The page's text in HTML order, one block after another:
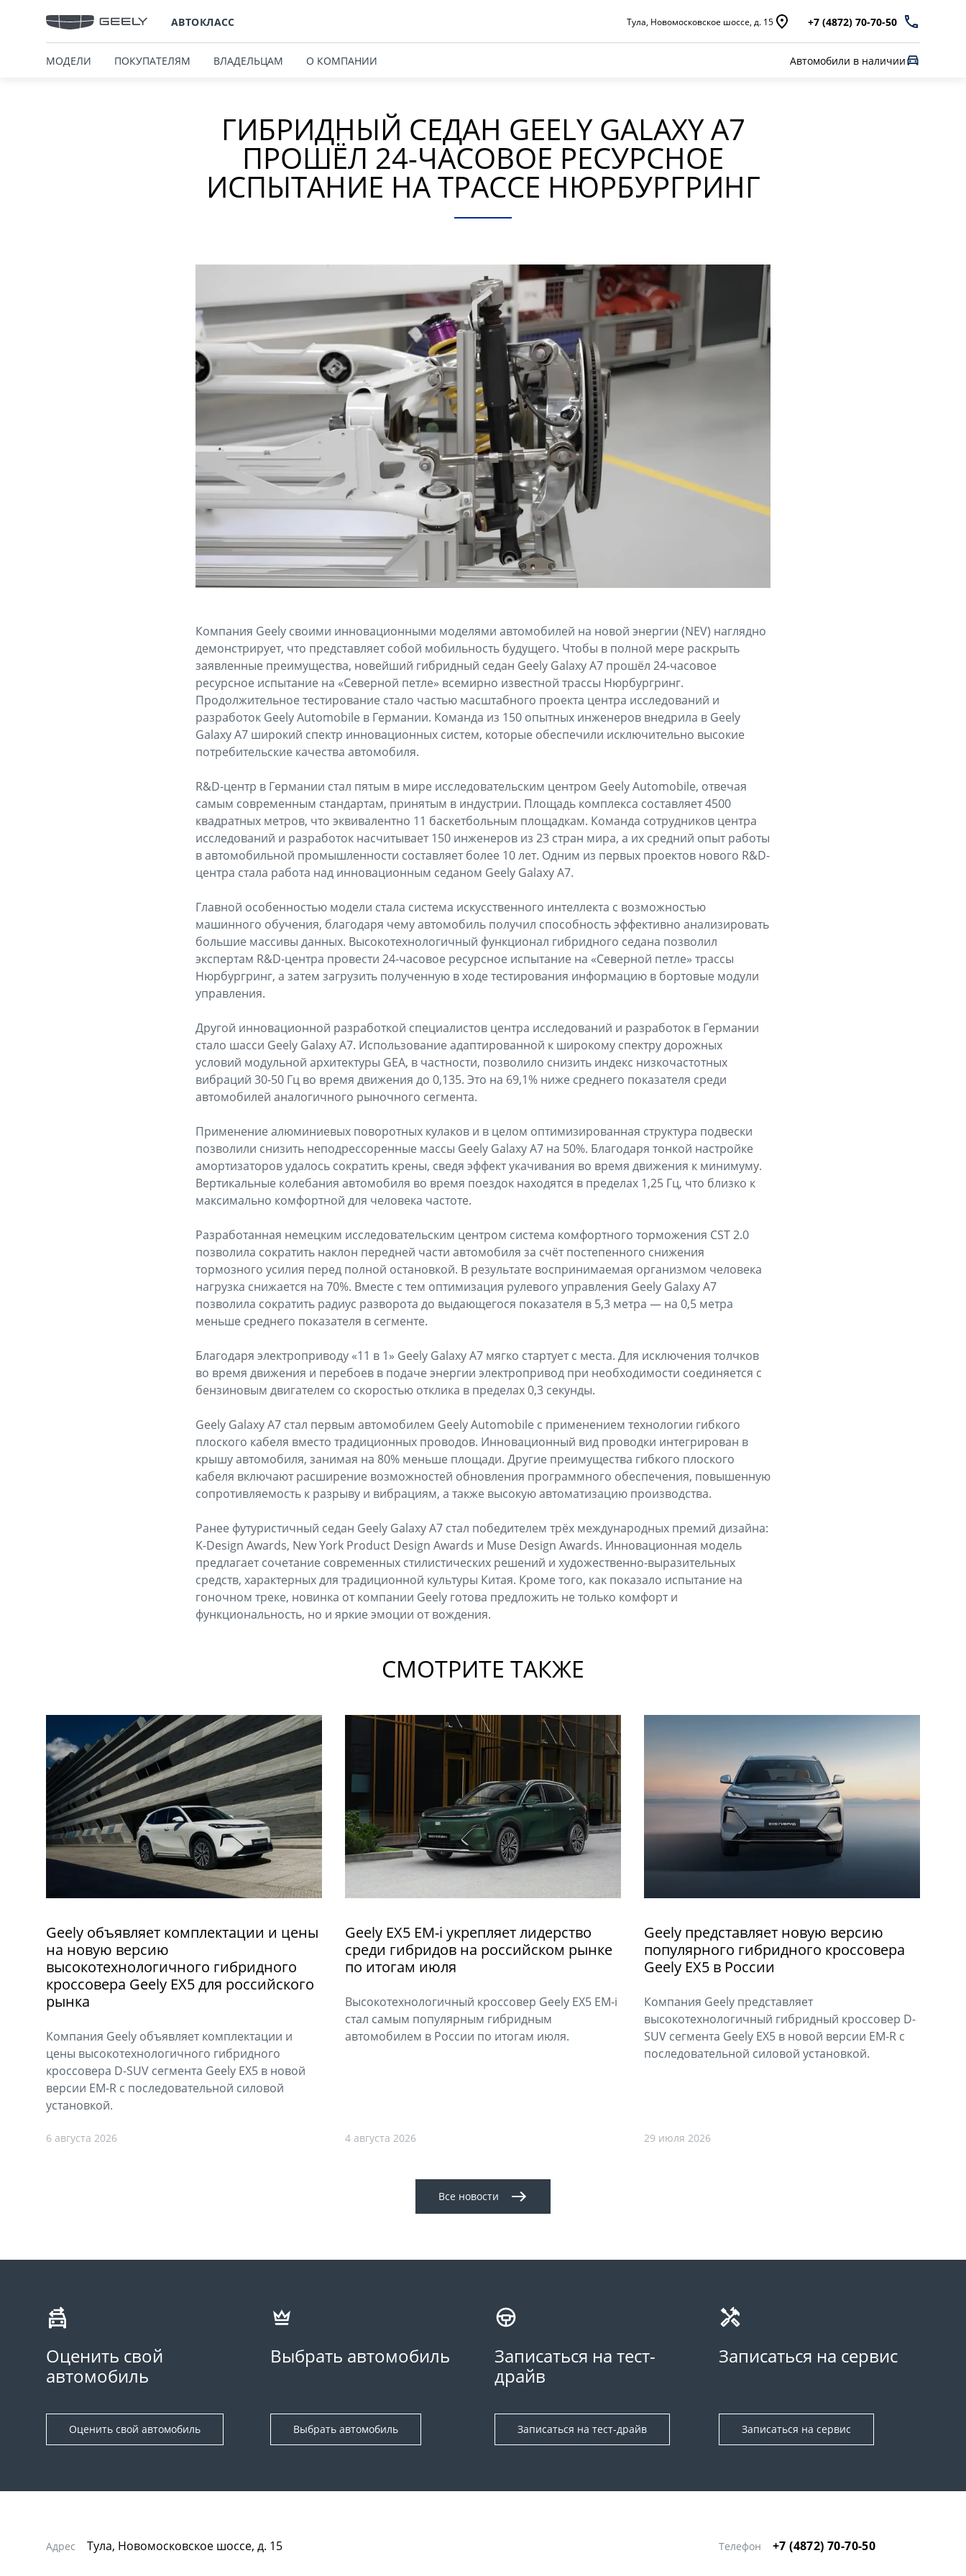
АВТОКЛАСС Тула, Новомосковское шоссе, д. 15 +7 (4872) 70-70-50
МОДЕЛИ ПОКУПАТЕЛЯМ ВЛАДЕЛЬЦАМ О КОМПАНИИ Автомобили в наличии
ГИБРИДНЫЙ СЕДАН GEELY GALAXY A7
ПРОШЁЛ 24-ЧАСОВОЕ РЕСУРСНОЕ
ИСПЫТАНИЕ НА ТРАССЕ НЮРБУРГРИНГ
Компания Geely своими инновационными моделями автомобилей на новой энергии (NEV) наглядно
демонстрирует, что представляет собой мобильность будущего. Чтобы в полной мере раскрыть
заявленные преимущества, новейший гибридный седан Geely Galaxy A7 прошёл 24-часовое
ресурсное испытание на «Северной петле» всемирно известной трассы Нюрбургринг.
Продолжительное тестирование стало частью масштабного проекта центра исследований и
разработок Geely Automobile в Германии. Команда из 150 опытных инженеров внедрила в Geely
Galaxy A7 широкий спектр инновационных систем, которые обеспечили исключительно высокие
потребительские качества автомобиля.
R&D-центр в Германии стал пятым в мире исследовательским центром Geely Automobile, отвечая
самым современным стандартам, принятым в индустрии. Площадь комплекса составляет 4500
квадратных метров, что эквивалентно 11 баскетбольным площадкам. Команда сотрудников центра
исследований и разработок насчитывает 150 инженеров из 23 стран мира, а их средний опыт работы
в автомобильной промышленности составляет более 10 лет. Одним из первых проектов нового R&D-
центра стала работа над инновационным седаном Geely Galaxy A7.
Главной особенностью модели стала система искусственного интеллекта с возможностью
машинного обучения, благодаря чему автомобиль получил способность эффективно анализировать
большие массивы данных. Высокотехнологичный функционал гибридного седана позволил
экспертам R&D-центра провести 24-часовое ресурсное испытание на «Северной петле» трассы
Нюрбургринг, а затем загрузить полученную в ходе тестирования информацию в бортовые модули
управления.
Другой инновационной разработкой специалистов центра исследований и разработок в Германии
стало шасси Geely Galaxy A7. Использование адаптированной к широкому спектру дорожных
условий модульной архитектуры GEA, в частности, позволило снизить индекс низкочастотных
вибраций 30-50 Гц во время движения до 0,135. Это на 69,1% ниже среднего показателя среди
автомобилей аналогичного рыночного сегмента.
Применение алюминиевых поворотных кулаков и в целом оптимизированная структура подвески
позволили снизить неподрессоренные массы Geely Galaxy A7 на 50%. Благодаря тонкой настройке
амортизаторов удалось сократить крены, сведя эффект укачивания во время движения к минимуму.
Вертикальные колебания автомобиля во время поездок находятся в пределах 1,25 Гц, что близко к
максимально комфортной для человека частоте.
Разработанная немецким исследовательским центром система комфортного торможения CST 2.0
позволила сократить наклон передней части автомобиля за счёт постепенного снижения
тормозного усилия перед полной остановкой. В результате воспринимаемая организмом человека
нагрузка снижается на 70%. Вместе с тем оптимизация рулевого управления Geely Galaxy A7
позволила сократить радиус разворота до выдающегося показателя в 5,3 метра — на 0,5 метра
меньше среднего показателя в сегменте.
Благодаря электроприводу «11 в 1» Geely Galaxy A7 мягко стартует с места. Для исключения толчков
во время движения и перебоев в подаче энергии электропривод при необходимости соединяется с
бензиновым двигателем со скоростью отклика в пределах 0,3 секунды.
Geely Galaxy A7 стал первым автомобилем Geely Automobile с применением технологии гибкого
плоского кабеля вместо традиционных проводов. Инновационный вид проводки интегрирован в
крышу автомобиля, занимая на 80% меньше площади. Другие преимущества гибкого плоского
кабеля включают расширение возможностей обновления программного обеспечения, повышенную
сопротивляемость к разрыву и вибрациям, а также высокую автоматизацию производства.
Ранее футуристичный седан Geely Galaxy A7 стал победителем трёх международных премий дизайна:
K-Design Awards, New York Product Design Awards и Muse Design Awards. Инновационная модель
предлагает сочетание современных стилистических решений и художественно-выразительных
средств, характерных для традиционной культуры Китая. Кроме того, как показало испытание на
гоночном треке, новинка от компании Geely готова предложить не только комфорт и
функциональность, но и яркие эмоции от вождения.
СМОТРИТЕ ТАКЖЕ
Geely объявляет комплектации и цены
на новую версию
высокотехнологичного гибридного
кроссовера Geely EX5 для российского
рынка
Компания Geely объявляет комплектации и
цены высокотехнологичного гибридного
кроссовера D-SUV сегмента Geely EX5 в новой
версии EM-R с последовательной силовой
установкой.
6 августа 2026
Geely EX5 EM-i укрепляет лидерство
среди гибридов на российском рынке
по итогам июля
Высокотехнологичный кроссовер Geely EX5 EM-i
стал самым популярным гибридным
автомобилем в России по итогам июля.
4 августа 2026
Geely представляет новую версию
популярного гибридного кроссовера
Geely EX5 в России
Компания Geely представляет
высокотехнологичный гибридный кроссовер D-
SUV сегмента Geely EX5 в новой версии EM-R с
последовательной силовой установкой.
29 июля 2026
Все новости
Оценить свой
автомобиль
Оценить свой автомобиль
Выбрать автомобиль
Выбрать автомобиль
Записаться на тест-
драйв
Записаться на тест-драйв
Записаться на сервис
Записаться на сервис
Адрес Тула, Новомосковское шоссе, д. 15 Телефон +7 (4872) 70-70-50